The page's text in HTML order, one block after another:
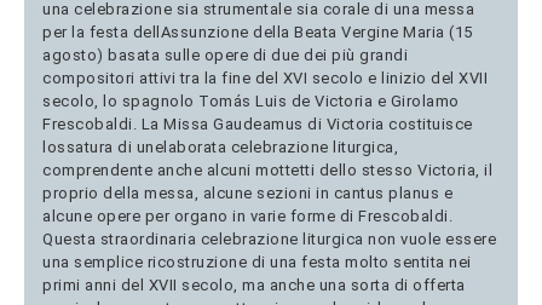
una celebrazione sia strumentale sia corale di una messa
per la festa dellAssunzione della Beata Vergine Maria (15
agosto) basata sulle opere di due dei più grandi
compositori attivi tra la fine del XVI secolo e linizio del XVII
secolo, lo spagnolo Tomás Luis de Victoria e Girolamo
Frescobaldi. La Missa Gaudeamus di Victoria costituisce
lossatura di unelaborata celebrazione liturgica,
comprendente anche alcuni mottetti dello stesso Victoria, il
proprio della messa, alcune sezioni in cantus planus e
alcune opere per organo in varie forme di Frescobaldi.
Questa straordinaria celebrazione liturgica non vuole essere
una semplice ricostruzione di una festa molto sentita nei
primi anni del XVII secolo, ma anche una sorta di offerta